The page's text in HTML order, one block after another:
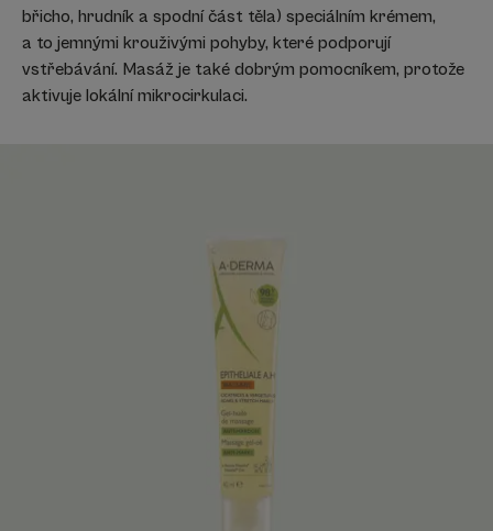
břicho, hrudník a spodní část těla) speciálním krémem,
a to jemnými krouživými pohyby, které podporují
vstřebávání. Masáž je také dobrým pomocníkem, protože
aktivuje lokální mikrocirkulaci.